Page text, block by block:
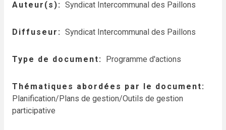
Auteur(s) Syndicat Intercommunal des Paillons
Diffuseur Syndicat Intercommunal des Paillons
Type de document Programme d'actions
Thématiques abordées par le document
Planification/Plans de gestion/Outils de gestion
participative